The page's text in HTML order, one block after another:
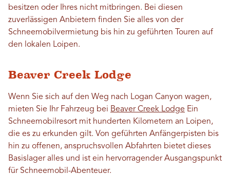
besitzen oder Ihres nicht mitbringen. Bei diesen
zuverlässigen Anbietern finden Sie alles von der
Schneemobilvermietung bis hin zu geführten Touren auf
den lokalen Loipen.
Beaver Creek Lodge
Wenn Sie sich auf den Weg nach Logan Canyon wagen,
mieten Sie Ihr Fahrzeug bei Beaver Creek Lodge Ein
Schneemobilresort mit hunderten Kilometern an Loipen,
die es zu erkunden gilt. Von geführten Anfängerpisten bis
hin zu offenen, anspruchsvollen Abfahrten bietet dieses
Basislager alles und ist ein hervorragender Ausgangspunkt
für Schneemobil-Abenteuer.